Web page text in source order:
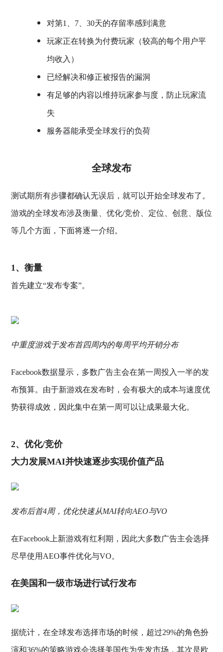
对第1、7、30天的存留率感到满意
玩家正在转换为付费玩家（较高的每个用户平
均收入）
已经解决和修正被报告的漏洞
有足够的内容以维持玩家参与度，防止玩家流
失
服务器能承受全球发行的负荷
全球发布
测试期所有步骤都确认无误后，就可以开始全球发布了。
游戏的全球发布涉及衡量、优化/竞价、定位、创意、版位
等几个方面，下面将逐一介绍。
1、衡量
首先建立“发布专案”。
中重度游戏于发布首四周内的每周平均开销分布
Facebook数据显示，多数广告主会在第一周投入一半的发
布预算。由于新游戏在发布时，会有极大的成本与速度优
势获得成效，因此集中在第一周可以让成果最大化。
2、优化/竞价
大力发展MAI并快速逐步实现价值产品
发布后首4周，优化快速从MAI转向AEO与VO
在Facebook上新游戏有红利期，因此大多数广告主会选择
尽早使用AEO事件优化与VO。
在美国和一级市场进行试行发布
据统计，在全球发布选择市场的时候，超过29%的角色扮
演和36%的策略游戏会选择美国作为先发市场，其次是欧